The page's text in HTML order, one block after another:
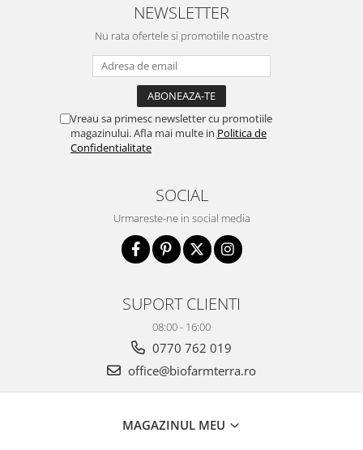
NEWSLETTER
Nu rata ofertele si promotiile noastre
Vreau sa primesc newsletter cu promotiile
magazinului. Afla mai multe in Politica de
Confidentialitate
SOCIAL
Urmareste-ne in social media
SUPORT CLIENTI
08:00 - 16:00
0770 762 019
office@biofarmterra.ro
MAGAZINUL MEU